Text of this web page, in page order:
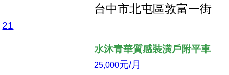
台中市北屯區敦富一街
店長推薦
21
水沐青華質感裝潢戶附平車
25,000元/月